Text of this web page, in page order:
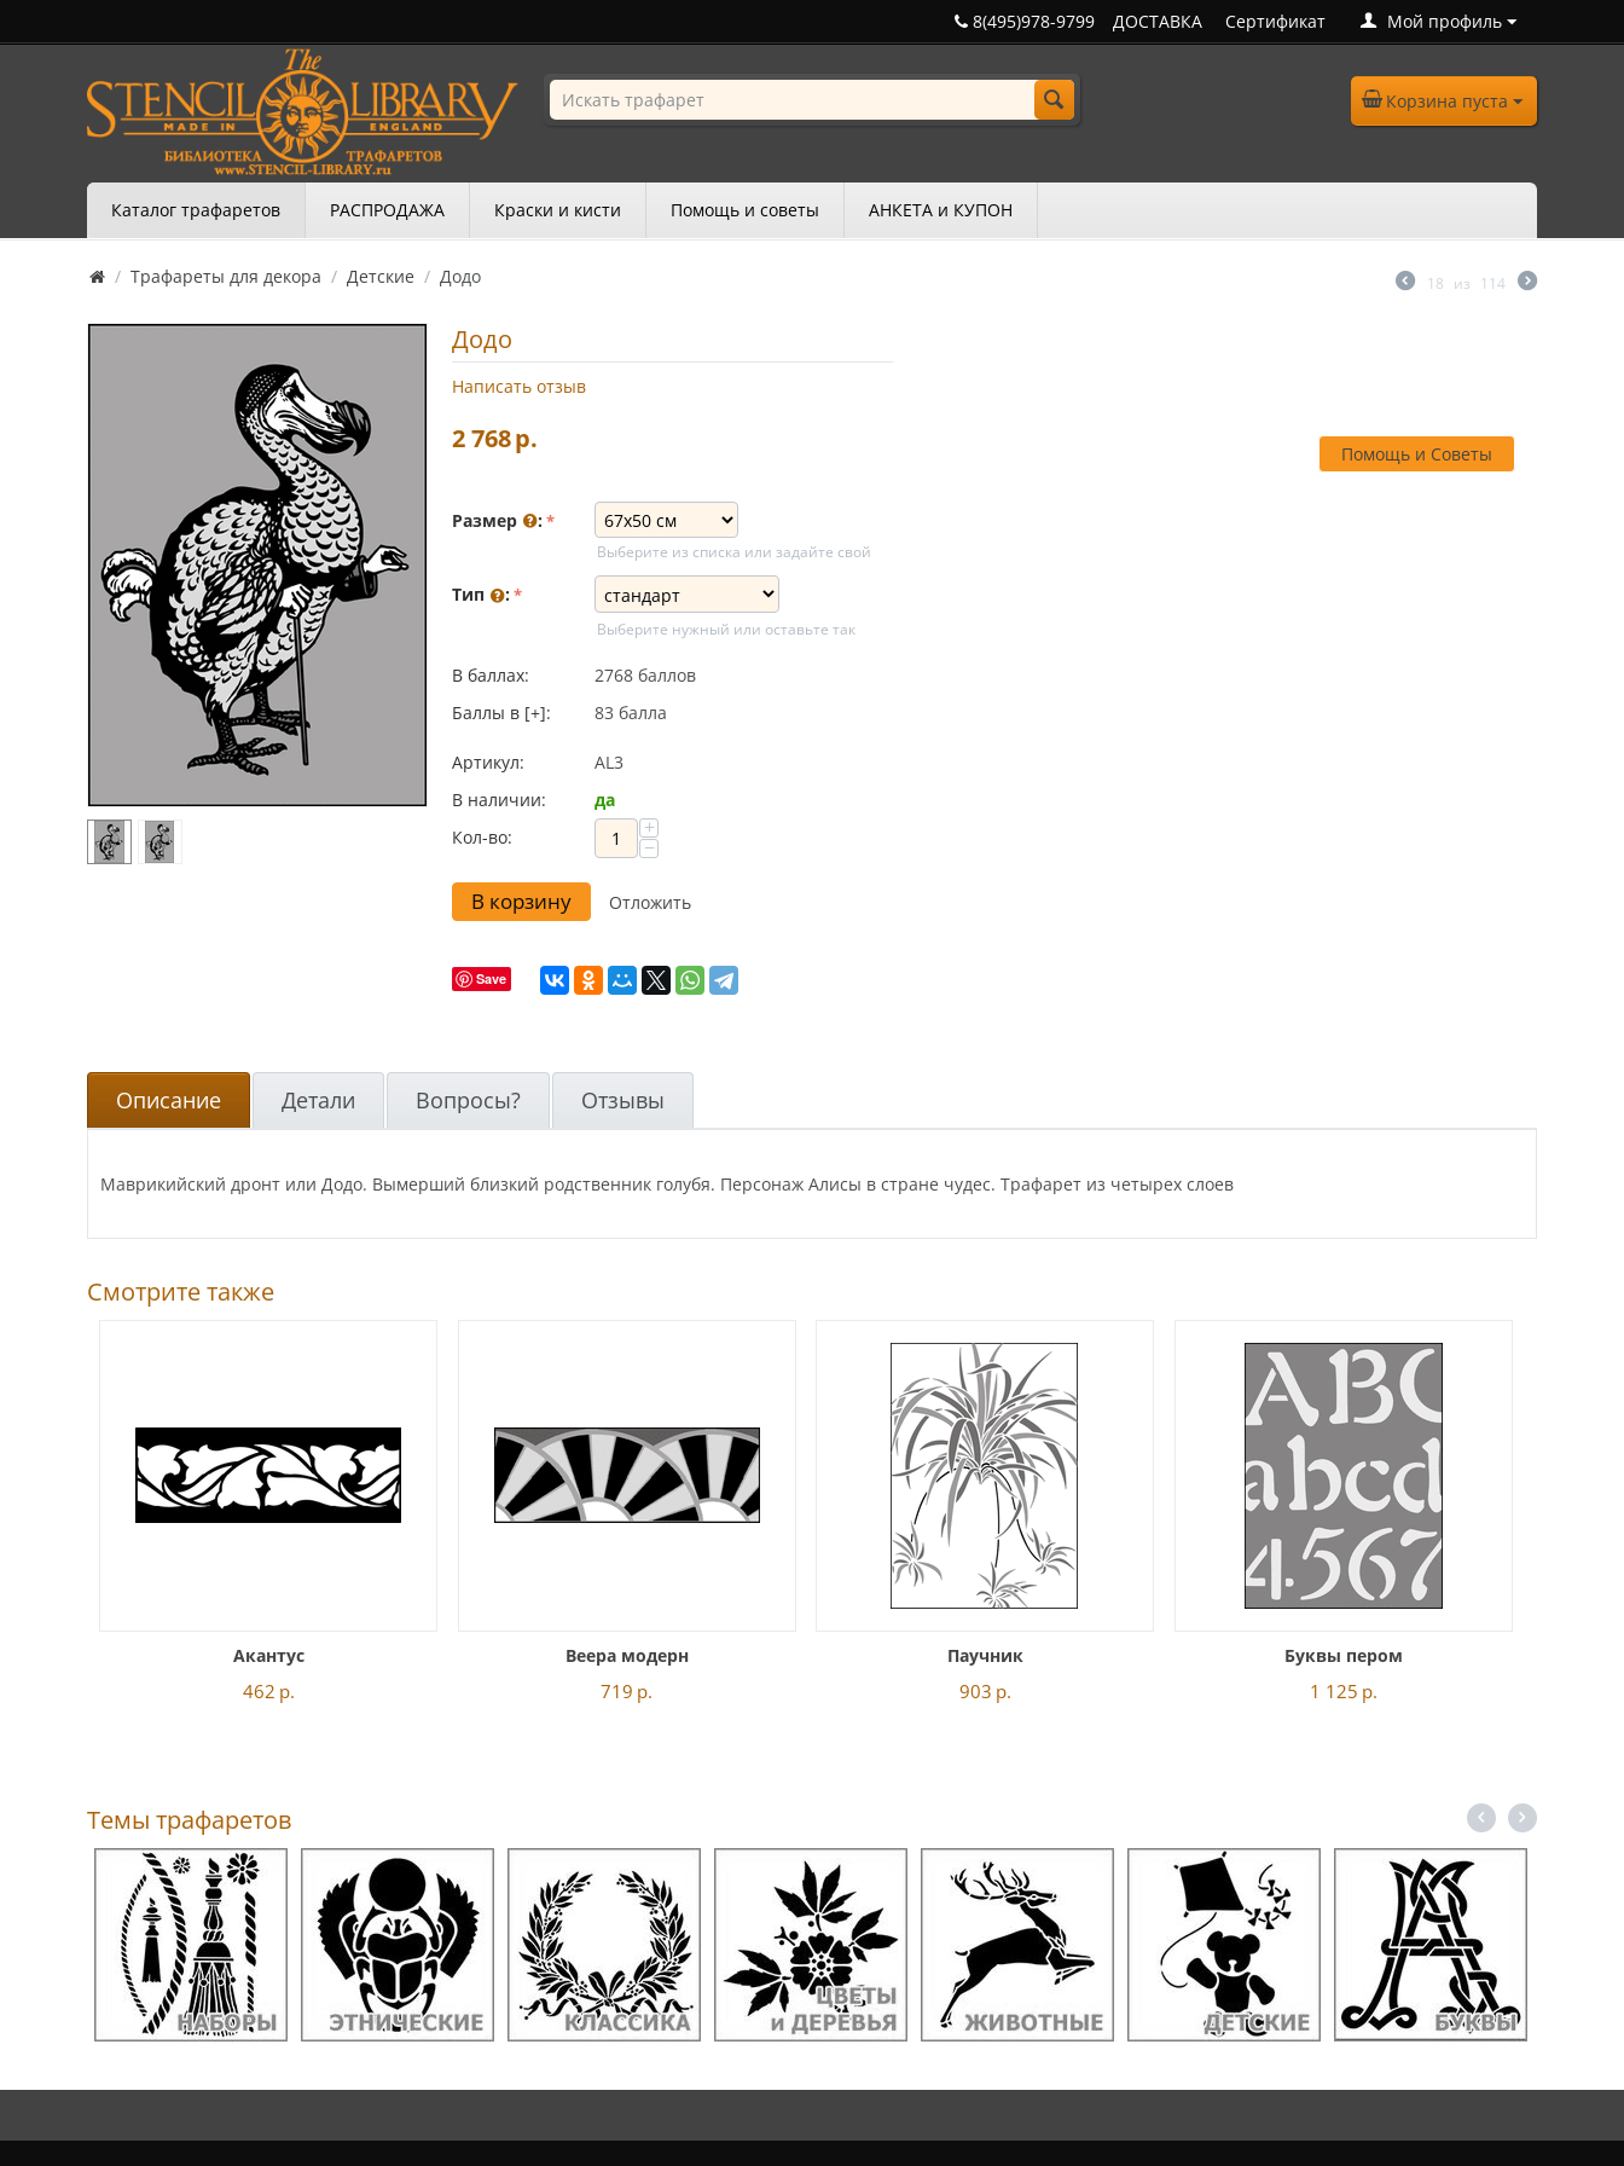
Мой профиль
ДОСТАВКА Сертификат
8(495)978-9799
Корзина пуста
Каталог трафаретов РАСПРОДАЖА Краски и кисти Помощь и советы АНКЕТА и КУПОН
/ Трафареты для декора / Детские / Додо 18 из 114
Додо
Написать отзыв
Помощь и Советы
2 768р.
Размер :
Выберите из списка или задайте свой
Тип :
Выберите нужный или оставьте так
В баллах:
2768 баллов
Баллы в [+]:
83 балла
Артикул:
AL3
В наличии:
да
Кол-во:
+
−
В корзину Отложить
Save
Описание Детали Вопросы? Отзывы
Маврикийский дронт или Додо. Вымерший близкий родственник голубя. Персонаж Алисы в стране чудес. Трафарет из четырех слоев
Смотрите также
Акантус
462 р.
Веера модерн
719 р.
Паучник
903 р.
Буквы пером
1 125 р.
Темы трафаретов